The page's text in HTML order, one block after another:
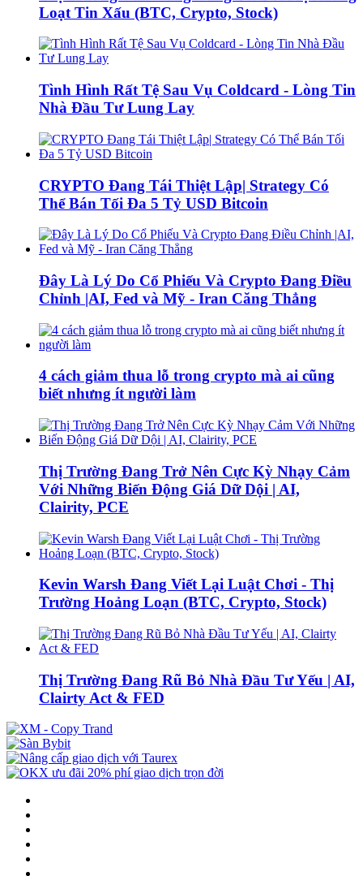
Loạt Tin Xấu (BTC, Crypto, Stock)
Tình Hình Rất Tệ Sau Vụ Coldcard - Lòng Tin
Nhà Đầu Tư Lung Lay
CRYPTO Đang Tái Thiệt Lập| Strategy Có
Thể Bán Tối Đa 5 Tỷ USD Bitcoin
Đây Là Lý Do Cổ Phiếu Và Crypto Đang Điều
Chỉnh |AI, Fed và Mỹ - Iran Căng Thẳng
4 cách giảm thua lỗ trong crypto mà ai cũng
biết nhưng ít người làm
Thị Trường Đang Trở Nên Cực Kỳ Nhạy Cảm
Với Những Biến Động Giá Dữ Dội | AI,
Clairity, PCE
Kevin Warsh Đang Viết Lại Luật Chơi - Thị
Trường Hoảng Loạn (BTC, Crypto, Stock)
Thị Trường Đang Rũ Bỏ Nhà Đầu Tư Yếu | AI,
Clairty Act & FED